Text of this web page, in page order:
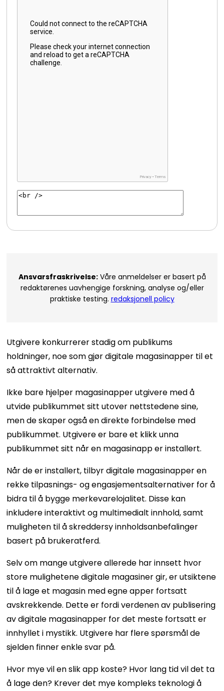
Ansvarsfraskrivelse:Våre anmeldelser er basert på
redaktørenes uavhengige forskning, analyse og/eller
praktiske testing. redaksjonell policy
Utgivere konkurrerer stadig om publikums
holdninger, noe som gjør digitale magasinapper til et
så attraktivt alternativ.
Ikke bare hjelper magasinapper utgivere med å
utvide publikummet sitt utover nettstedene sine,
men de skaper også en direkte forbindelse med
publikummet. Utgivere er bare et klikk unna
publikummet sitt når en magasinapp er installert.
Når de er installert, tilbyr digitale magasinapper en
rekke tilpasnings- og engasjementsalternativer for å
bidra til å bygge merkevarelojalitet. Disse kan
inkludere interaktivt og multimedialt innhold, samt
muligheten til å skreddersy innholdsanbefalinger
basert på brukeratferd.
Selv om mange utgivere allerede har innsett hvor
store mulighetene digitale magasiner gir, er utsiktene
til å lage et magasin med egne apper fortsatt
avskrekkende. Dette er fordi verdenen av publisering
av digitale magasinapper for det meste fortsatt er
innhyllet i mystikk. Utgivere har flere spørsmål de
sjelden finner enkle svar på.
Hvor mye vil en slik app koste? Hvor lang tid vil det ta
å lage den? Krever det mye kompleks teknologi å